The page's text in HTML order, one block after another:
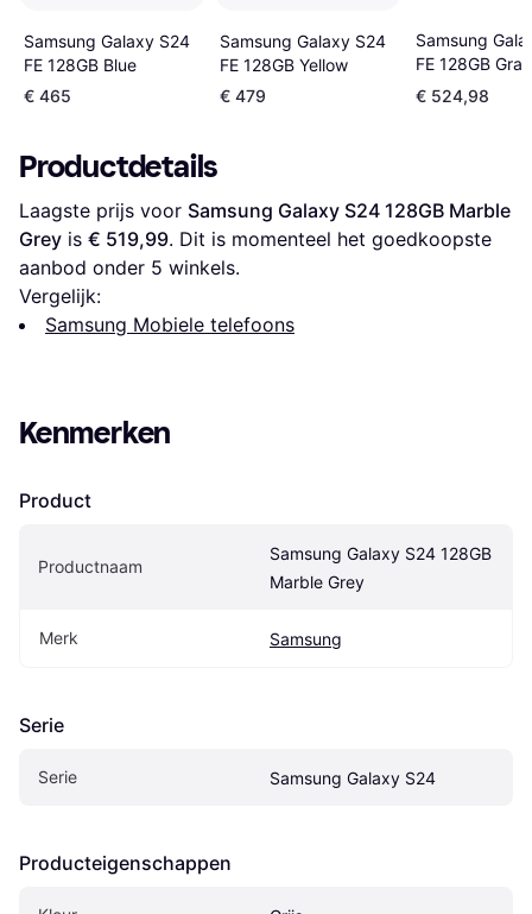
Samsung Galaxy S24
FE 128GB Blue
€ 465
Samsung Galaxy S24
FE 128GB Yellow
€ 479
Samsung
FE 128GB
€ 524,98
Productdetails
Laagste prijs voor Samsung Galaxy S24 128GB Marble
Grey is € 519,99. Dit is momenteel het goedkoopste
aanbod onder 5 winkels.
Vergelijk:
Samsung Mobiele telefoons
Kenmerken
Product
Productnaam
Samsung Galaxy S24 128GB
Marble Grey
Merk Samsung
Serie
Serie Samsung Galaxy S24
Producteigenschappen